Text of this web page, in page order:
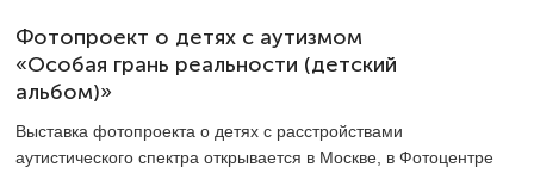
Фотопроект о детях с аутизмом
«Особая грань реальности (детский
альбом)»
Выставка фотопроекта о детях с расстройствами
аутистического спектра открывается в Москве, в Фотоцентре